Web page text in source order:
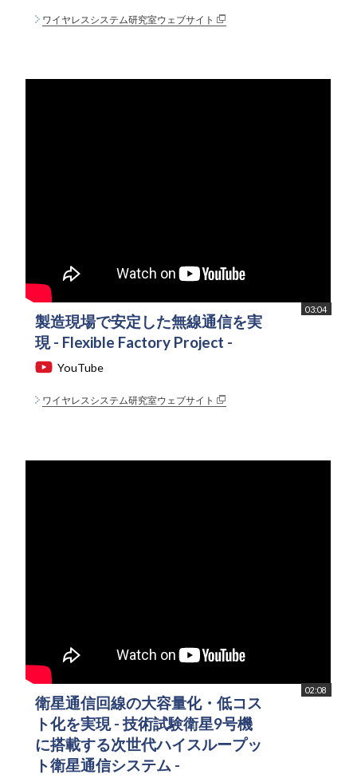
ワイヤレスシステム研究室ウェブサイト
03:04
製造現場で安定した無線通信を実
現 - Flexible Factory Project -
YouTube
ワイヤレスシステム研究室ウェブサイト
02:08
衛星通信回線の大容量化・低コス
ト化を実現 - 技術試験衛星9号機
に搭載する次世代ハイスループッ
ト衛星通信システム -